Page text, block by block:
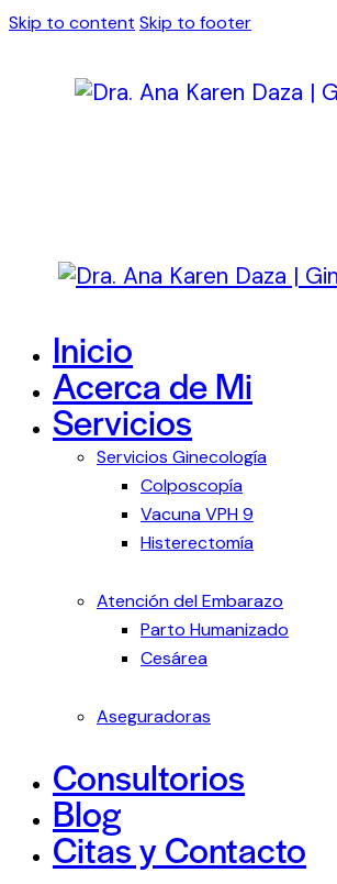
Skip to content Skip to footer
Inicio
Acerca de Mi
Servicios
Servicios Ginecología
Colposcopía
Vacuna VPH 9
Histerectomía
Atención del Embarazo
Parto Humanizado
Cesárea
Aseguradoras
Consultorios
Blog
Citas y Contacto